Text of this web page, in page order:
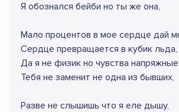
Я обознался бейби но ты же она,
Мало процентов в мое сердце дай
Сердце превращается в кубик льда,
Да я не физик но чувства
Тебя не заменит не одна из бывших,
Разве не слышишь что я еле дышу,